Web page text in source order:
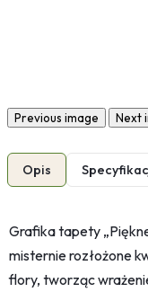
Previous image Next
Opis
Grafika tapety
misternie rozłożone
flory, tworząc